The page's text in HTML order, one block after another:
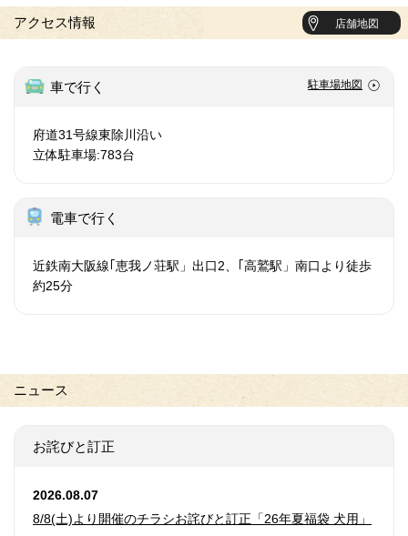
アクセス情報 店舗地図
車で行く 駐車場地図
府道31号線東除川沿い
立体駐車場:783台
電車で行く
近鉄南大阪線｢恵我ノ荘駅」出口2、｢高鷲駅」南口より徒歩
約25分
ニュース
お詫びと訂正
2026.08.07
8/8(土)より開催のチラシお詫びと訂正「26年夏福袋 犬用」